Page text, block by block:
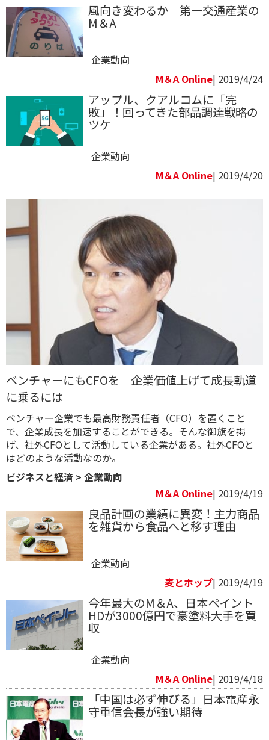
風向き変わるか 第一交通産業の
M＆A
企業動向
M＆A Online| 2019/4/24
アップル、クアルコムに「完
敗」！回ってきた部品調達戦略の
ツケ
企業動向
M＆A Online| 2019/4/20
ベンチャーにもCFOを 企業価値上げて成長軌道
に乗るには
ベンチャー企業でも最高財務責任者（CFO）を置くこと
で、企業成長を加速することができる。そんな御旗を掲
げ、社外CFOとして活動している企業がある。社外CFOと
はどのような活動なのか。
ビジネスと経済 > 企業動向
M＆A Online| 2019/4/19
良品計画の業績に異変！主力商品
を雑貨から食品へと移す理由
企業動向
麦とホップ| 2019/4/19
今年最大のM＆A、日本ペイント
HDが3000億円で豪塗料大手を買
収
企業動向
M＆A Online| 2019/4/18
「中国は必ず伸びる」日本電産永
守重信会長が強い期待